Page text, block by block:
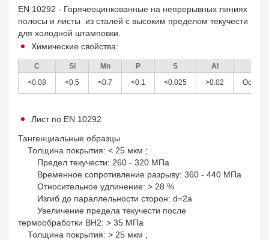
EN 10292 - Горячеоцинкованные на непрерывных линиях
полосы и листы из сталей с высоким пределом текучести
для холодной штамповки.
Химические свойства:
C Si Mn P S Al
<0.08
<0.5 <0.7 <0.1 <0.025 >0.02
Лист по EN 10292
Тангенциальные образцы
Толщина покрытия: < 25 мкм ;
Предел текучести: 260 - 320 МПа
Временное сопротивление разрыву: 360 - 440 МПа
Относительное удлинение: > 28 %
Изгиб до параллельности сторон: d=2a
Увеличение предела текучести после
термообработки BH2: > 35 МПа
Толщина покрытия: > 25 мкм ;